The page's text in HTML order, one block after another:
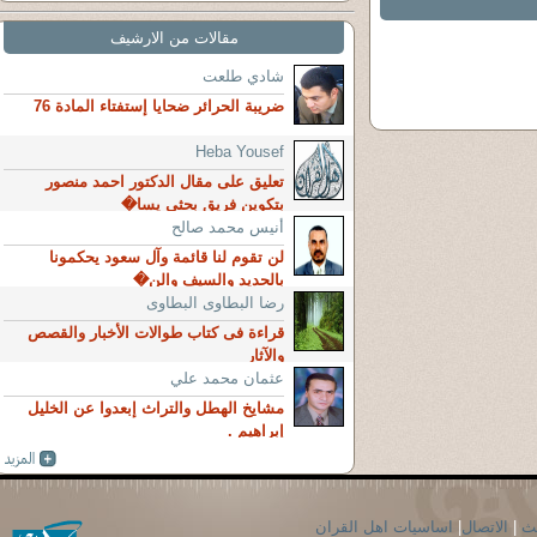
مقالات من الارشيف
شادي طلعت
ضريبة الحرائر ضحايا إستفتاء المادة 76
Heba Yousef
تعليق على مقال الدكتور احمد منصور
بتكوين فريق بحثي يسا�
أنيس محمد صالح
لن تقوم لنا قائمة وآل سعود يحكمونا
بالحديد والسيف والن�
رضا البطاوى البطاوى
قراءة فى كتاب طوالات الأخبار والقصص
والآثار
عثمان محمد علي
مشايخ الهطل والتراث إبعدوا عن الخليل
إبراهيم .
الاتصال اساسيات اهل القران